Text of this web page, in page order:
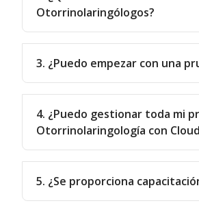
Otorrinolaringólogos?
3. ¿Puedo empezar con una
4. ¿Puedo gestionar toda mi
Otorrinolaringología con
5. ¿Se proporciona